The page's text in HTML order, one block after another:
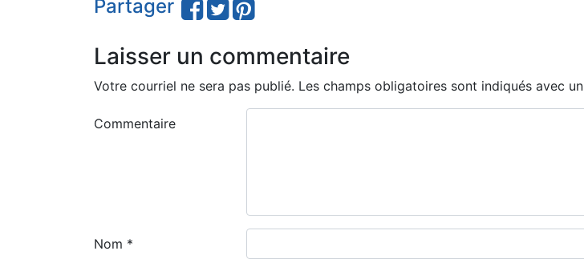
Partager
Laisser un commentaire
Votre courriel ne sera pas publié. Les champs obligatoires sont indiqués avec un
Commentaire
Nom *